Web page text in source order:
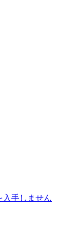
入手しません